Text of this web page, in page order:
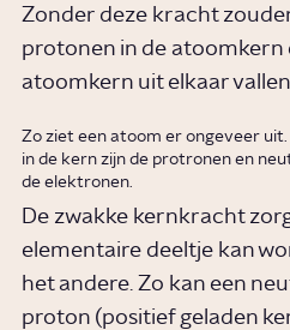
Zonder deze kracht
protonen in de atoomkern
atoomkern uit elkaar
Zo ziet een atoom er ongeveer
in de kern zijn de protronen en
de elektronen.
De zwakke kernkracht
elementaire deeltje kan
het andere. Zo kan een
proton (positief geladen